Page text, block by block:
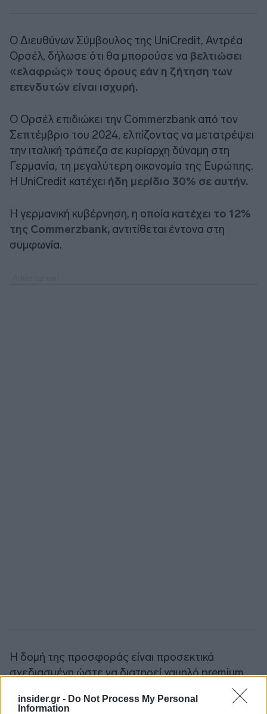
insider.gr - Do Not Process My Personal
Information
Ο Διευθύνων Σύμβουλος της UniCredit, Αντρέα
Ορσέλ, δήλωσε ότι θα μπορούσε να βελτιώσει
«ελαφρώς» τους όρους εάν η ζήτηση των
επενδυτών είναι ισχυρή.
Ο Ορσέλ επιδιώκει την Commerzbank από τον
Σεπτέμβριο του 2024, ελπίζοντας να μετατρέψει
την ιταλική τράπεζα σε κυρίαρχη δύναμη στη
Γερμανία, τη μεγαλύτερη οικονομία της Ευρώπης.
Η UniCredit κατέχει ήδη μερίδιο 30% σε αυτήν.
Η γερμανική κυβέρνηση, η οποία κατέχει το 12%
της Commerzbank, αντιτίθεται έντονα στη
συμφωνία.
Η δομή της προσφοράς είναι προσεκτικά
σχεδιασμένη ώστε να διατηρεί χαμηλό premium
και να επιτρέπει στην UniCredit να υπερβεί οριακά
το όριο του 30% χωρίς να αποκτήσει άμεσα